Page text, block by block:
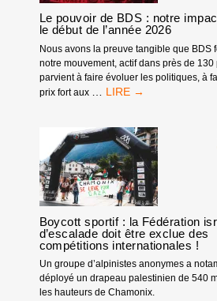
Le pouvoir de BDS : notre
le début de l’année 2026
Nous avons la preuve tangible que BDS
notre mouvement, actif dans près de 130
parvient à faire évoluer les politiques, à
prix fort aux
LE
BDS
:
NOTRE
IMPACT
DEPUIS
LE
DÉBUT
DE
L’ANNÉE
2026
Boycott sportif : la Fédération
d’escalade doit être exclue des
compétitions internationales !
Un groupe d’alpinistes anonymes a
déployé un drapeau palestinien de 540
les hauteurs de Chamonix.